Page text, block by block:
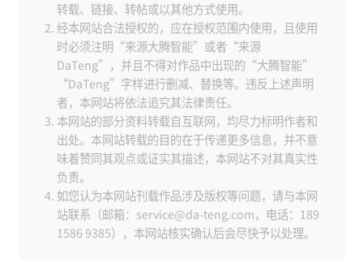
转载、链接、转帖或以其他方式使用。
经本网站合法授权的，应在授权范围内使用，且使用
时必须注明“来源大腾智能”或者“来源
DaTeng”，并且不得对作品中出现的“大腾智能”
“DaTeng”字样进行删减、替换等。违反上述声明
者，本网站将依法追究其法律责任。
本网站的部分资料转载自互联网，均尽力标明作者和
出处。本网站转载的目的在于传递更多信息，并不意
味着赞同其观点或证实其描述，本网站不对其真实性
负责。
如您认为本网站刊载作品涉及版权等问题，请与本网
站联系（邮箱：service@da-teng.com，电话：189
1586 9385），本网站核实确认后会尽快予以处理。